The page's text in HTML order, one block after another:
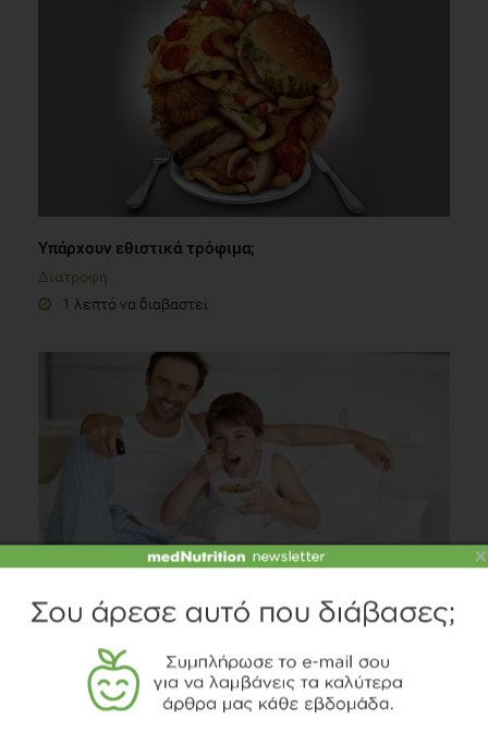
Υπάρχουν εθιστικά τρόφιμα;
Διατροφή
1 λεπτό να διαβαστεί
Πώς να ξεκινήσει το παιδί μου να τρώει πρωινό;
Οικογένεια
2 λεπτά να διαβαστεί
×